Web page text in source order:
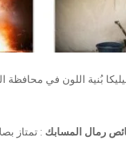
بُنية اللون في
رمال المسابك